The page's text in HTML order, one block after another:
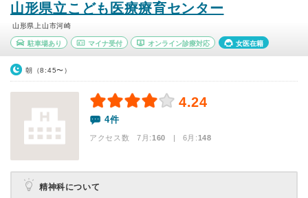
山形県立こども医療療育センター
山形県上山市河崎
駐車場あり マイナ受付 オンライン診療対応 女医在籍
朝（8:45〜）
4.24
4件
アクセス数 7月:160 | 6月:148
精神科について